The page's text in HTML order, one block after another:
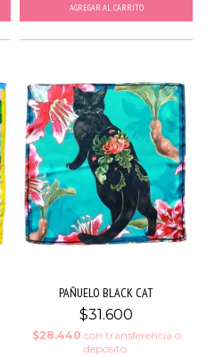
AGREGAR AL CARRITO
PAÑUELO BLACK CAT
$31.600
$28.440 con transferencia o
depósito.